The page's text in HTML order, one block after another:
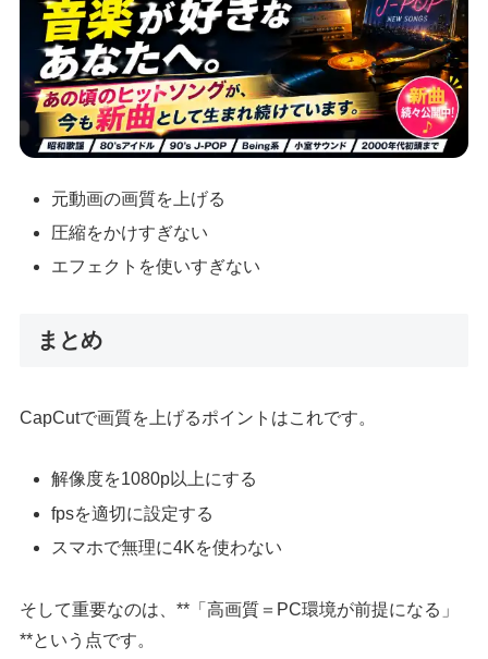
元動画の画質を上げる
圧縮をかけすぎない
エフェクトを使いすぎない
まとめ
CapCutで画質を上げるポイントはこれです。
解像度を1080p以上にする
fpsを適切に設定する
スマホで無理に4Kを使わない
そして重要なのは、**「高画質＝PC環境が前提になる」
**という点です。